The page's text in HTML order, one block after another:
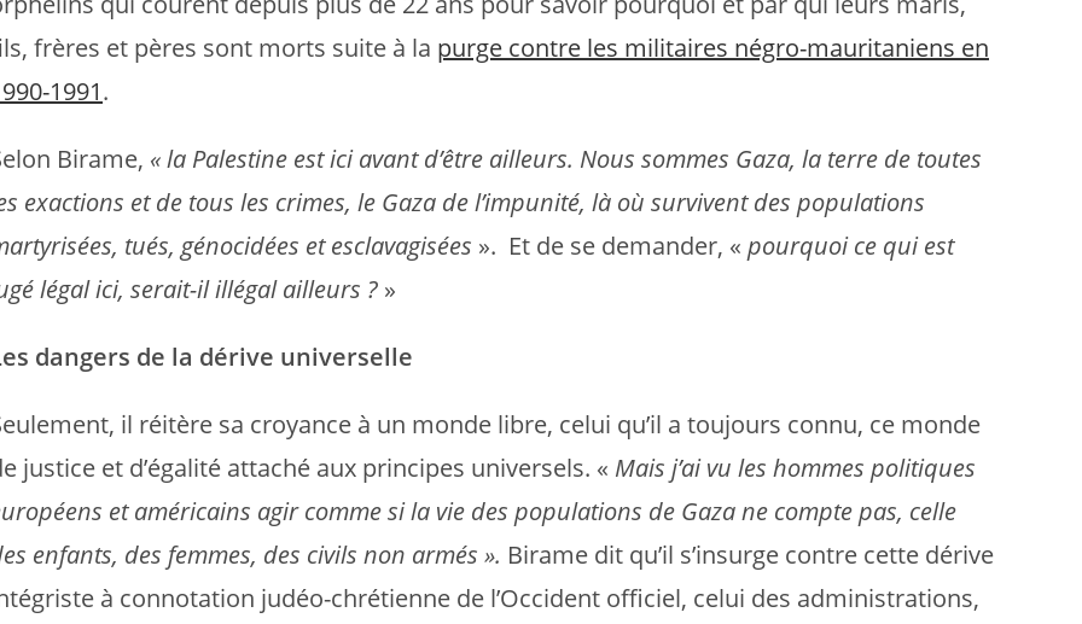
frères et pères sont morts suite à la purge contre les militaires négro-mauritaniens en
1991.
Birame, « la Palestine est ici avant d’être ailleurs. Nous sommes Gaza, la terre de toutes
exactions et de tous les crimes, le Gaza de l’impunité, là où survivent des populations
tués, génocidées et esclavagisées ». Et de se demander, « pourquoi ce qui est
légal ici, serait-il illégal ailleurs ? »
dangers de la dérive universelle
il réitère sa croyance à un monde libre, celui qu’il a toujours connu, ce monde
justice et d’égalité attaché aux principes universels. « Mais j’ai vu les hommes politiques
et américains agir comme si la vie des populations de Gaza ne compte pas, celle
enfants, des femmes, des civils non armés ». Birame dit qu’il s’insurge contre cette dérive
à connotation judéo-chrétienne de l’Occident officiel, celui des administrations,